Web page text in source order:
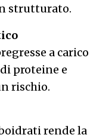
strutturato.
a carico
proteine e
rischio.
rende la